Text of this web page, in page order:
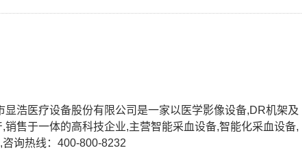
显浩医疗设备股份有限公司是一家以医学影像设备,DR机架及
销售于一体的高科技企业,主营智能采血设备,智能化采血设备,
询热线：400-800-8232